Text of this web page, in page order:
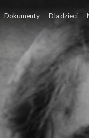
Dokumenty Dla dzieci